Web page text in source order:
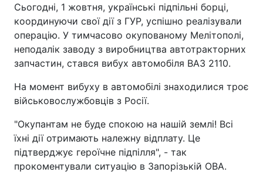
Сьогодні, 1 жовтня, українські підпільні борці,
координуючи свої дії з ГУР, успішно реалізували
операцію. У тимчасово окупованому Мелітополі,
неподалік заводу з виробництва автотракторних
запчастин, стався вибух автомобіля ВАЗ 2110.
На момент вибуху в автомобілі знаходилися троє
військовослужбовців з Росії.
"Окупантам не буде спокою на нашій землі! Всі
їхні дії отримають належну відплату. Це
підтверджує героїчне підпілля", - так
прокоментували ситуацію в Запорізькій ОВА.